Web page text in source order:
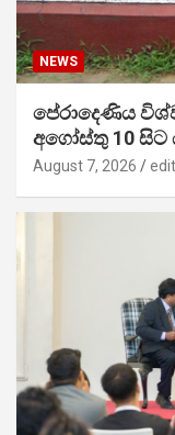
NEWS
පේරාදෙණිය
අගෝස්තු 10 සිට
August 7, 2026